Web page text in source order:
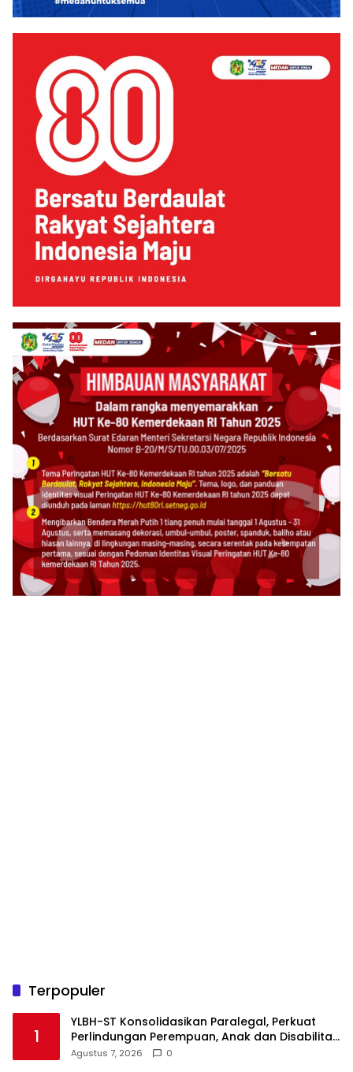
Terpopuler
1
YLBH-ST Konsolidasikan Paralegal, Perkuat
Perlindungan Perempuan, Anak dan Disabilitas
Agustus 7, 2026 0